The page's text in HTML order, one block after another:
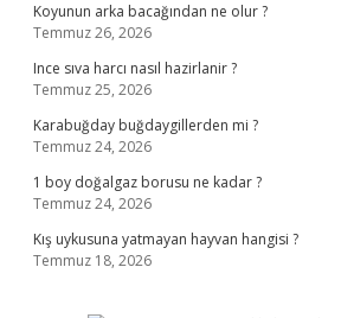
Koyunun arka bacağından ne olur ?
Temmuz 26, 2026
Ince sıva harcı nasıl hazirlanir ?
Temmuz 25, 2026
Karabuğday buğdaygillerden mi ?
Temmuz 24, 2026
1 boy doğalgaz borusu ne kadar ?
Temmuz 24, 2026
Kış uykusuna yatmayan hayvan hangisi ?
Temmuz 18, 2026